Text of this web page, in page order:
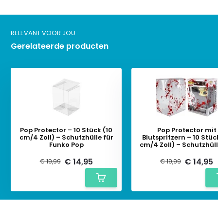
RELEVANT VOOR JOU
Gerelateerde producten
Pop Protector – 10 Stück (10
cm/4 Zoll) – Schutzhülle für
Funko Pop
€ 19,99 € 14,95
Pop Protector mit
Blutspritzern – 10
cm/4 Zoll) –
€ 19,99 € 14,95